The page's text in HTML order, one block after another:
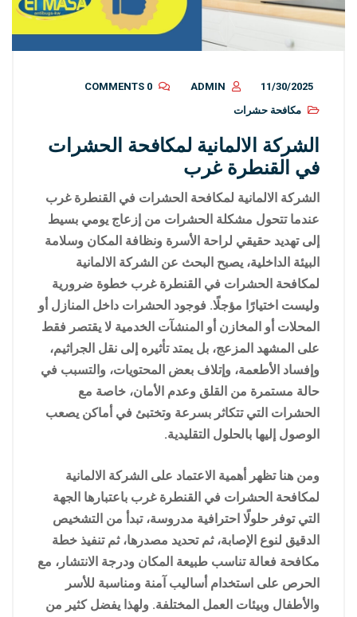
11/30/2025
ADMIN
0 COMMENTS
مكافحة حشرات
الشركة الالمانية لمكافحة الحشرات
في القنطرة غرب
الشركة الالمانية لمكافحة الحشرات في القنطرة غرب
عندما تتحول مشكلة الحشرات من إزعاج يومي بسيط
إلى تهديد حقيقي لراحة الأسرة ونظافة المكان وسلامة
البيئة الداخلية، يصبح البحث عن الشركة الالمانية
لمكافحة الحشرات في القنطرة غرب خطوة ضرورية
وليست اختيارًا مؤجلًا. فوجود الحشرات داخل المنازل أو
المحلات أو المخازن أو المنشآت الخدمية لا يقتصر فقط
على المشهد المزعج، بل يمتد تأثيره إلى نقل الجراثيم،
وإفساد الأطعمة، وإتلاف بعض المحتويات، والتسبب في
حالة مستمرة من القلق وعدم الأمان، خاصة مع
الحشرات التي تتكاثر بسرعة وتختبئ في أماكن يصعب
الوصول إليها بالحلول التقليدية.
ومن هنا تظهر أهمية الاعتماد على الشركة الالمانية
لمكافحة الحشرات في القنطرة غرب باعتبارها الجهة
التي توفر حلولًا احترافية مدروسة، تبدأ من التشخيص
الدقيق لنوع الإصابة، ثم تحديد مصدرها، ثم تنفيذ خطة
مكافحة فعالة تناسب طبيعة المكان ودرجة الانتشار، مع
الحرص على استخدام أساليب آمنة ومناسبة للأسر
والأطفال وبيئات العمل المختلفة. ولهذا يفضل كثير من